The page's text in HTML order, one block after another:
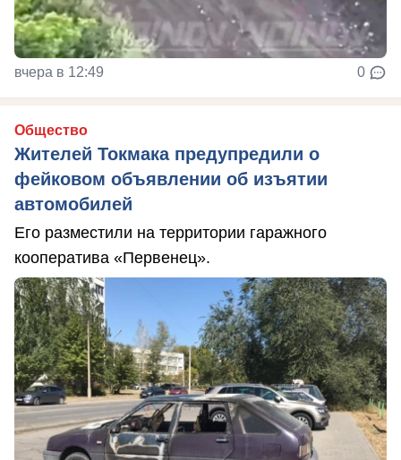
вчера в 12:49 0
Общество
Жителей Токмака предупредили о
фейковом объявлении об изъятии
автомобилей
Его разместили на территории гаражного
кооператива «Первенец».